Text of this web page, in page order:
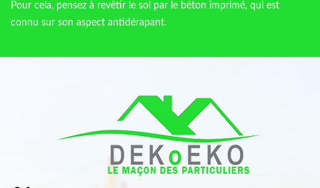
Pour cela, pensez à revêtir le sol par le béton imprimé, qui est
connu sur son aspect antidérapant.